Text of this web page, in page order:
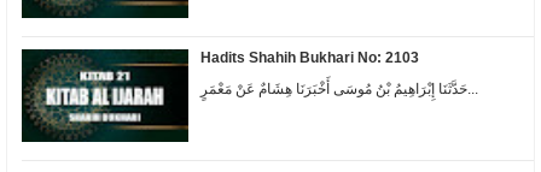
Hadits Shahih Bukhari No: 2103